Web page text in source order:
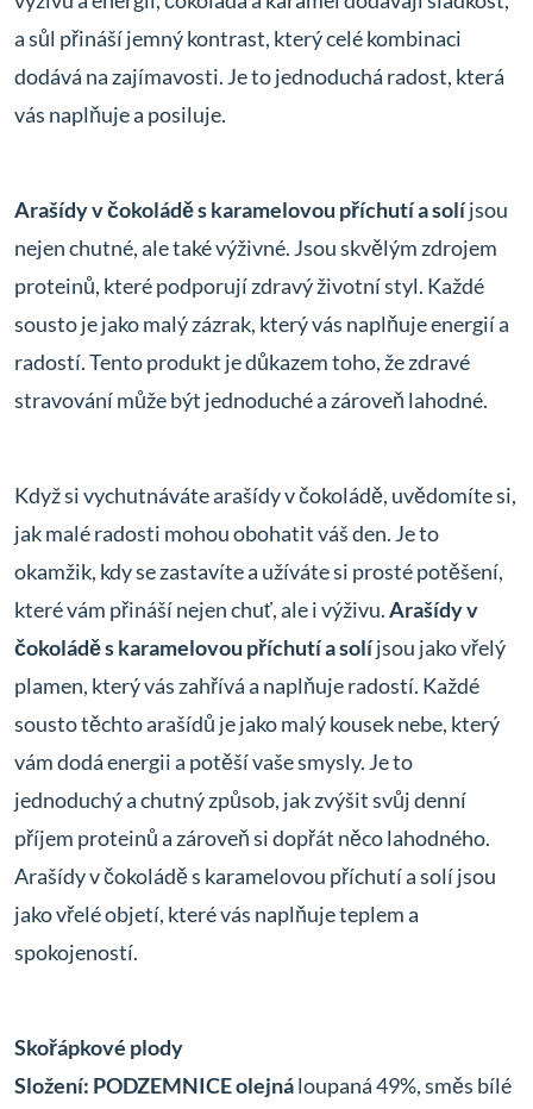
a sůl přináší jemný kontrast, který celé kombinaci
dodává na zajímavosti. Je to jednoduchá radost, která
vás naplňuje a posiluje.
Arašídy v čokoládě s karamelovou příchutí a solíjsou
nejen chutné, ale také výživné. Jsou skvělým zdrojem
proteinů, které podporují zdravý životní styl. Každé
sousto je jako malý zázrak, který vás naplňuje energií a
radostí. Tento produkt je důkazem toho, že zdravé
stravování může být jednoduché a zároveň lahodné.
Když si vychutnáváte arašídy v čokoládě, uvědomíte si,
jak malé radosti mohou obohatit váš den. Je to
okamžik, kdy se zastavíte a užíváte si prosté potěšení,
které vám přináší nejen chuť, ale i výživu.Arašídy v
čokoládě s karamelovou příchutí a solíjsou jako vřelý
plamen, který vás zahřívá a naplňuje radostí. Každé
sousto těchto arašídů je jako malý kousek nebe, který
vám dodá energii a potěší vaše smysly. Je to
jednoduchý a chutný způsob, jak zvýšit svůj denní
příjem proteinů a zároveň si dopřát něco lahodného.
Arašídy v čokoládě s karamelovou příchutí a solí jsou
jako vřelé objetí, které vás naplňuje teplem a
spokojeností.
Skořápkové plody
Složení: PODZEMNICE olejnáloupaná 49%, směs bílé